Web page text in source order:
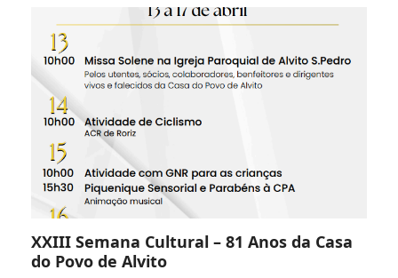
XXIII Semana Cultural – 81 Anos da Casa
do Povo de Alvito